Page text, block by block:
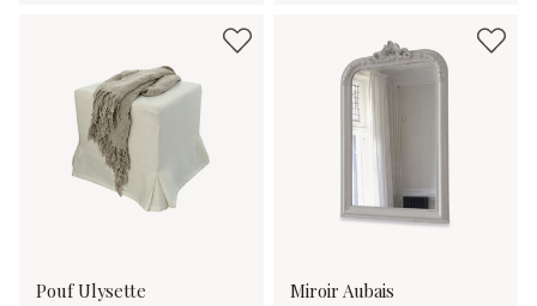
Pouf Ulysette Miroir Aubais